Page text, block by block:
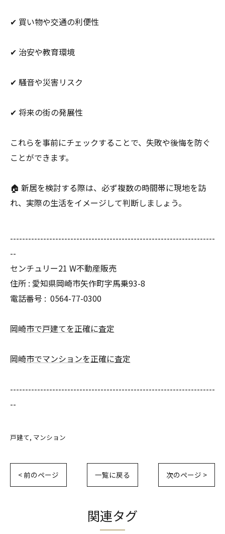
✔ 買い物や交通の利便性
✔ 治安や教育環境
✔ 騒音や災害リスク
✔ 将来の街の発展性
これらを事前にチェックすることで、失敗や後悔を防ぐ
ことができます。
🏠 新居を検討する際は、必ず複数の時間帯に現地を訪
れ、実際の生活をイメージして判断しましょう。
--------------------------------------------------------------------
--
センチュリー21 W不動産販売
住所 : 愛知県岡崎市矢作町字馬乗93-8
電話番号 : 0564-77-0300
岡崎市で戸建てを正確に査定
岡崎市でマンションを正確に査定
--------------------------------------------------------------------
--
戸建て マンション
< 前のページ 一覧に戻る 次のページ >
関連タグ